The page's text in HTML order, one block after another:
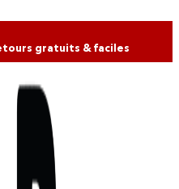
gratuits & faciles